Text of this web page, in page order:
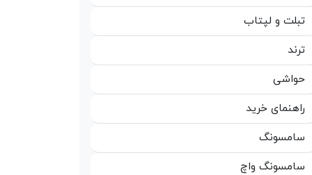
تبلت و لپتاب
ترند
حواشی
راهنمای خرید
سامسونگ
سامسونگ واچ